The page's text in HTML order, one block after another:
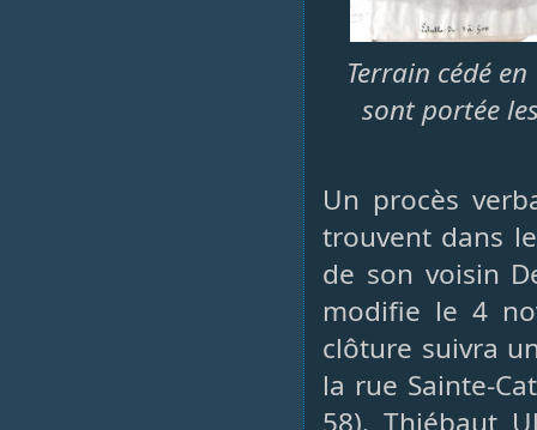
Terrain cédé
sont portée
Un procès
trouvent dans
de son voisin
modifie le 4
clôture suivra
la rue Sainte-
58). Thiébaut